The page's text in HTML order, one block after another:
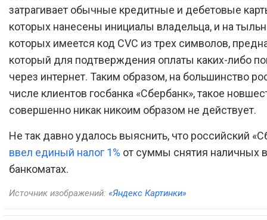
затрагивает обычные кредитные и дебетовые
которых нанесены инициалы владельца, и на
которых имеется код CVC из трех символов,
который для подтверждения оплаты каких-либо
через интернет. Таким образом, на большинство
числе клиентов госбанка «Сбербанк», такое
совершенно никак никоим образом не действует.
Не так давно удалось выяснить, что российский
ввел единый налог 1% от суммы снятия наличных в
банкоматах.
Источник изображений: «Яндекс Картинки»